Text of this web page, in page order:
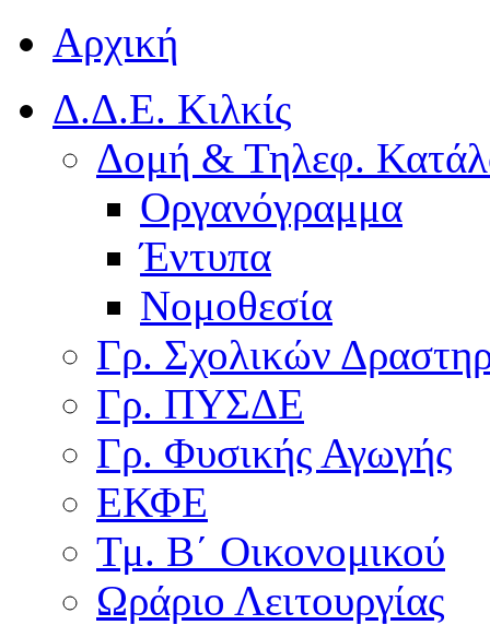
Αρχική
Δ.Δ.Ε. Κιλκίς
Δομή & Τηλεφ.
Οργανόγραμμα
Έντυπα
Νομοθεσία
Γρ. Σχολικών
Γρ. ΠΥΣΔΕ
Γρ. Φυσικής Αγωγής
ΕΚΦΕ
Τμ. Β΄ Οικονομικού
Ωράριο Λειτουργίας